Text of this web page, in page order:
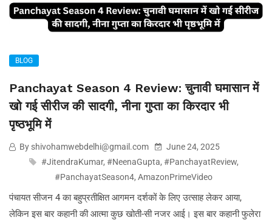
BLOG
Panchayat Season 4 Review: चुनावी घमासान में
खो गई सीरीज की सादगी, नीना गुप्ता का किरदार भी
पृष्ठभूमि में
By shivohamwebdelhi@gmail.com
June 24, 2025
#JitendraKumar, #NeenaGupta, #PanchayatReview,
#PanchayatSeason4, AmazonPrimeVideo
पंचायत सीजन 4 का बहुप्रतीक्षित आगमन दर्शकों के लिए उत्साह लेकर आया,
लेकिन इस बार कहानी की आत्मा कुछ खोती-सी नजर आई। इस बार कहानी फुलेरा